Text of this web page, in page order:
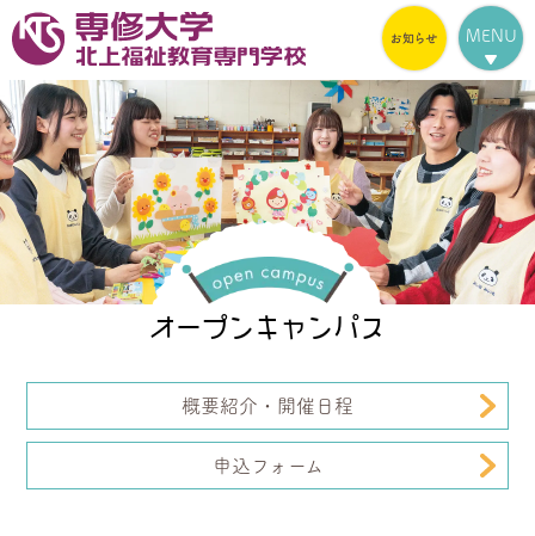
MENU
オープンキャンパス
概要紹介・開催日程
申込フォーム